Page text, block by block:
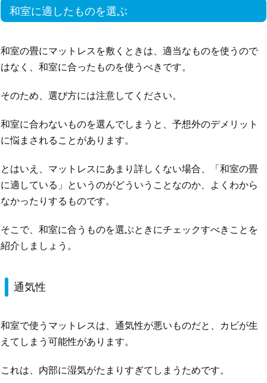
和室に適したものを選ぶ
和室の畳にマットレスを敷くときは、適当なものを使うので
はなく、和室に合ったものを使うべきです。
そのため、選び方には注意してください。
和室に合わないものを選んでしまうと、予想外のデメリット
に悩まされることがあります。
とはいえ、マットレスにあまり詳しくない場合、「和室の畳
に適している」というのがどういうことなのか、よくわから
なかったりするものです。
そこで、和室に合うものを選ぶときにチェックすべきことを
紹介しましょう。
通気性
和室で使うマットレスは、通気性が悪いものだと、カビが生
えてしまう可能性があります。
これは、内部に湿気がたまりすぎてしまうためです。